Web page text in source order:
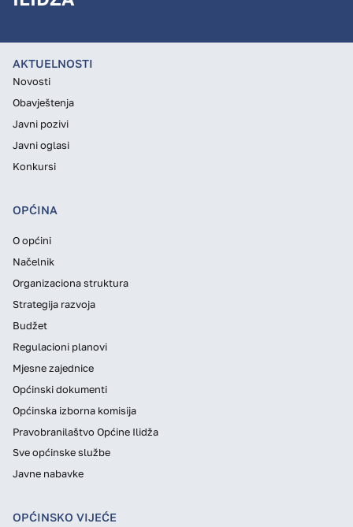
AKTUELNOSTI
Novosti
Obavještenja
Javni pozivi
Javni oglasi
Konkursi
OPĆINA
O općini
Načelnik
Organizaciona struktura
Strategija razvoja
Budžet
Regulacioni planovi
Mjesne zajednice
Općinski dokumenti
Općinska izborna komisija
Pravobranilaštvo Općine Ilidža
Sve općinske službe
Javne nabavke
OPĆINSKO VIJEĆE